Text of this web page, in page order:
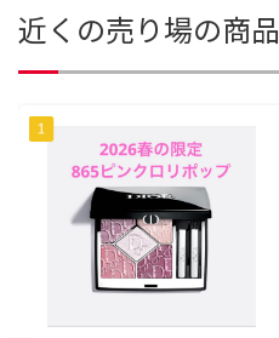
近くの売り場の商品